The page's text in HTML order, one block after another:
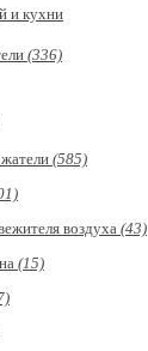
и кухни
(336)
(585)
воздуха (43)
(15)